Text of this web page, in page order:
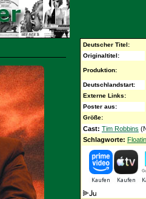
Deutscher Titel:
Originaltitel:
Produktion:
Deutschlandstart:
Externe Links:
Poster aus:
Größe:
Cast: Tim Robbins
Schlagworte: